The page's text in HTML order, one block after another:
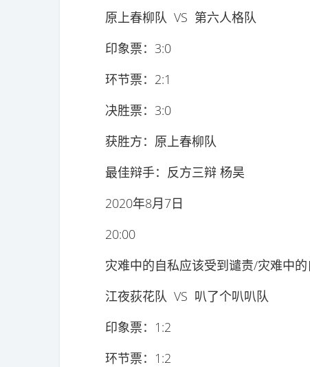
原上春柳队 VS 第六人格队
印象票：3:0
环节票：2:1
决胜票：3:0
获胜方：原上春柳队
最佳辩手：反方三辩 杨昊
2020年8月7日
20:00
灾难中的自私应该受到谴责/灾难中的
江夜荻花队 VS 叭了个叭叭队
印象票：1:2
环节票：1:2